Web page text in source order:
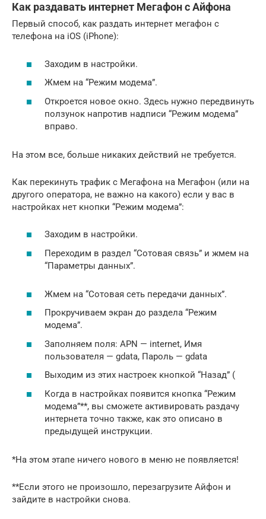
Как раздавать интернет Мегафон с Айфона
Первый способ, как раздать интернет мегафон с
телефона на iOS (iPhone):
Заходим в настройки.
Жмем на “Режим модема”.
Откроется новое окно. Здесь нужно передвинуть
ползунок напротив надписи “Режим модема”
вправо.
На этом все, больше никаких действий не требуется.
Как перекинуть трафик с Мегафона на Мегафон (или на
другого оператора, не важно на какого) если у вас в
настройках нет кнопки “Режим модема”:
Заходим в настройки.
Переходим в раздел “Сотовая связь” и жмем на
“Параметры данных”.
Жмем на “Сотовая сеть передачи данных”.
Прокручиваем экран до раздела “Режим
модема”.
Заполняем поля: APN — internet, Имя
пользователя — gdata, Пароль — gdata
Выходим из этих настроек кнопкой “Назад” (
Когда в настройках появится кнопка “Режим
модема”**, вы сможете активировать раздачу
интернета точно также, как это описано в
предыдущей инструкции.
*На этом этапе ничего нового в меню не появляется!
**Если этого не произошло, перезагрузите Айфон и
зайдите в настройки снова.